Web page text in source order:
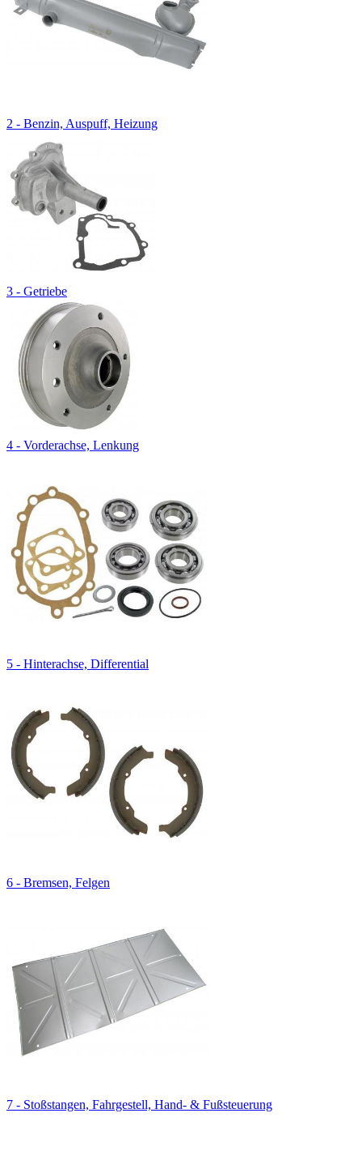
2 - Benzin, Auspuff, Heizung
3 - Getriebe
4 - Vorderachse, Lenkung
5 - Hinterachse, Differential
6 - Bremsen, Felgen
7 - Stoßstangen, Fahrgestell, Hand- & Fußsteuerung